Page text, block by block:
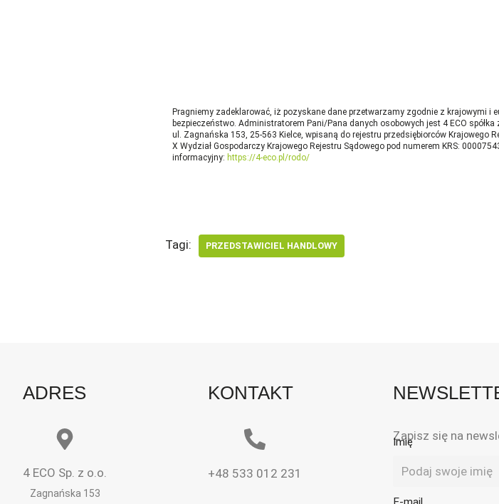
Pragniemy zadeklarować, iż pozyskane dane przetwarzamy zgodnie z krajowymi i
bezpieczeństwo. Administratorem Pani/Pana danych osobowych jest 4 ECO
ul. Zagnańska 153, 25-563 Kielce, wpisaną do rejestru przedsiębiorców Krajowego
X Wydział Gospodarczy Krajowego Rejestru Sądowego pod numerem KRS:
informacyjny: https://4-eco.pl/rodo/
Tagi: PRZEDSTAWICIEL HANDLOWY
ADRES
4 ECO Sp. z o.o.
Zagnańska 153
KONTAKT
+48 533 012 231
Zapisz się na
Imię